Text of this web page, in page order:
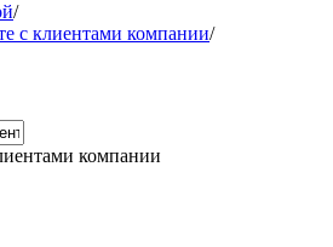
/
с клиентами компании/
компании